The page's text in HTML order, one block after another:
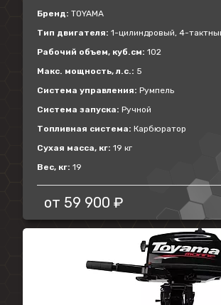
Бренд: TOYAMA
Тип двигателя: 1-цилиндровый, 4-
Рабочий объем, куб.см: 102
Макс. мощность, л.с.: 5
Система управления: Румпель
Система запуска: Ручной
Топливная система: Карбюратор
Сухая масса, кг: 19 кг
Вес, кг: 19
от 59 900 ₽